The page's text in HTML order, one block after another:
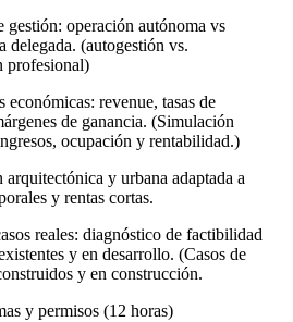
gestión: operación autónoma vs
delegada. (autogestión vs.
profesional)
económicas: revenue, tasas de
de ganancia. (Simulación
ocupación y rentabilidad.)
arquitectónica y urbana adaptada a
y rentas cortas.
reales: diagnóstico de factibilidad
y en desarrollo. (Casos de
y en construcción.
y permisos (12 horas)